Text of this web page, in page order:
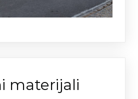
materijali